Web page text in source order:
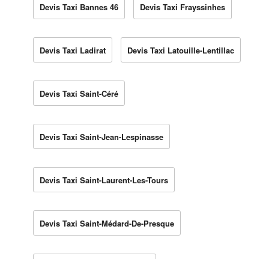
Devis Taxi Bannes 46 Devis Taxi Frayssinhes
Devis Taxi Ladirat Devis Taxi Latouille-Lentillac
Devis Taxi Saint-Céré
Devis Taxi Saint-Jean-Lespinasse
Devis Taxi Saint-Laurent-Les-Tours
Devis Taxi Saint-Médard-De-Presque